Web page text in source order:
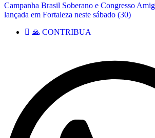
Campanha Brasil Soberano e Congresso
lançada em Fortaleza neste sábado (30)
🙏 CONTRIBUA